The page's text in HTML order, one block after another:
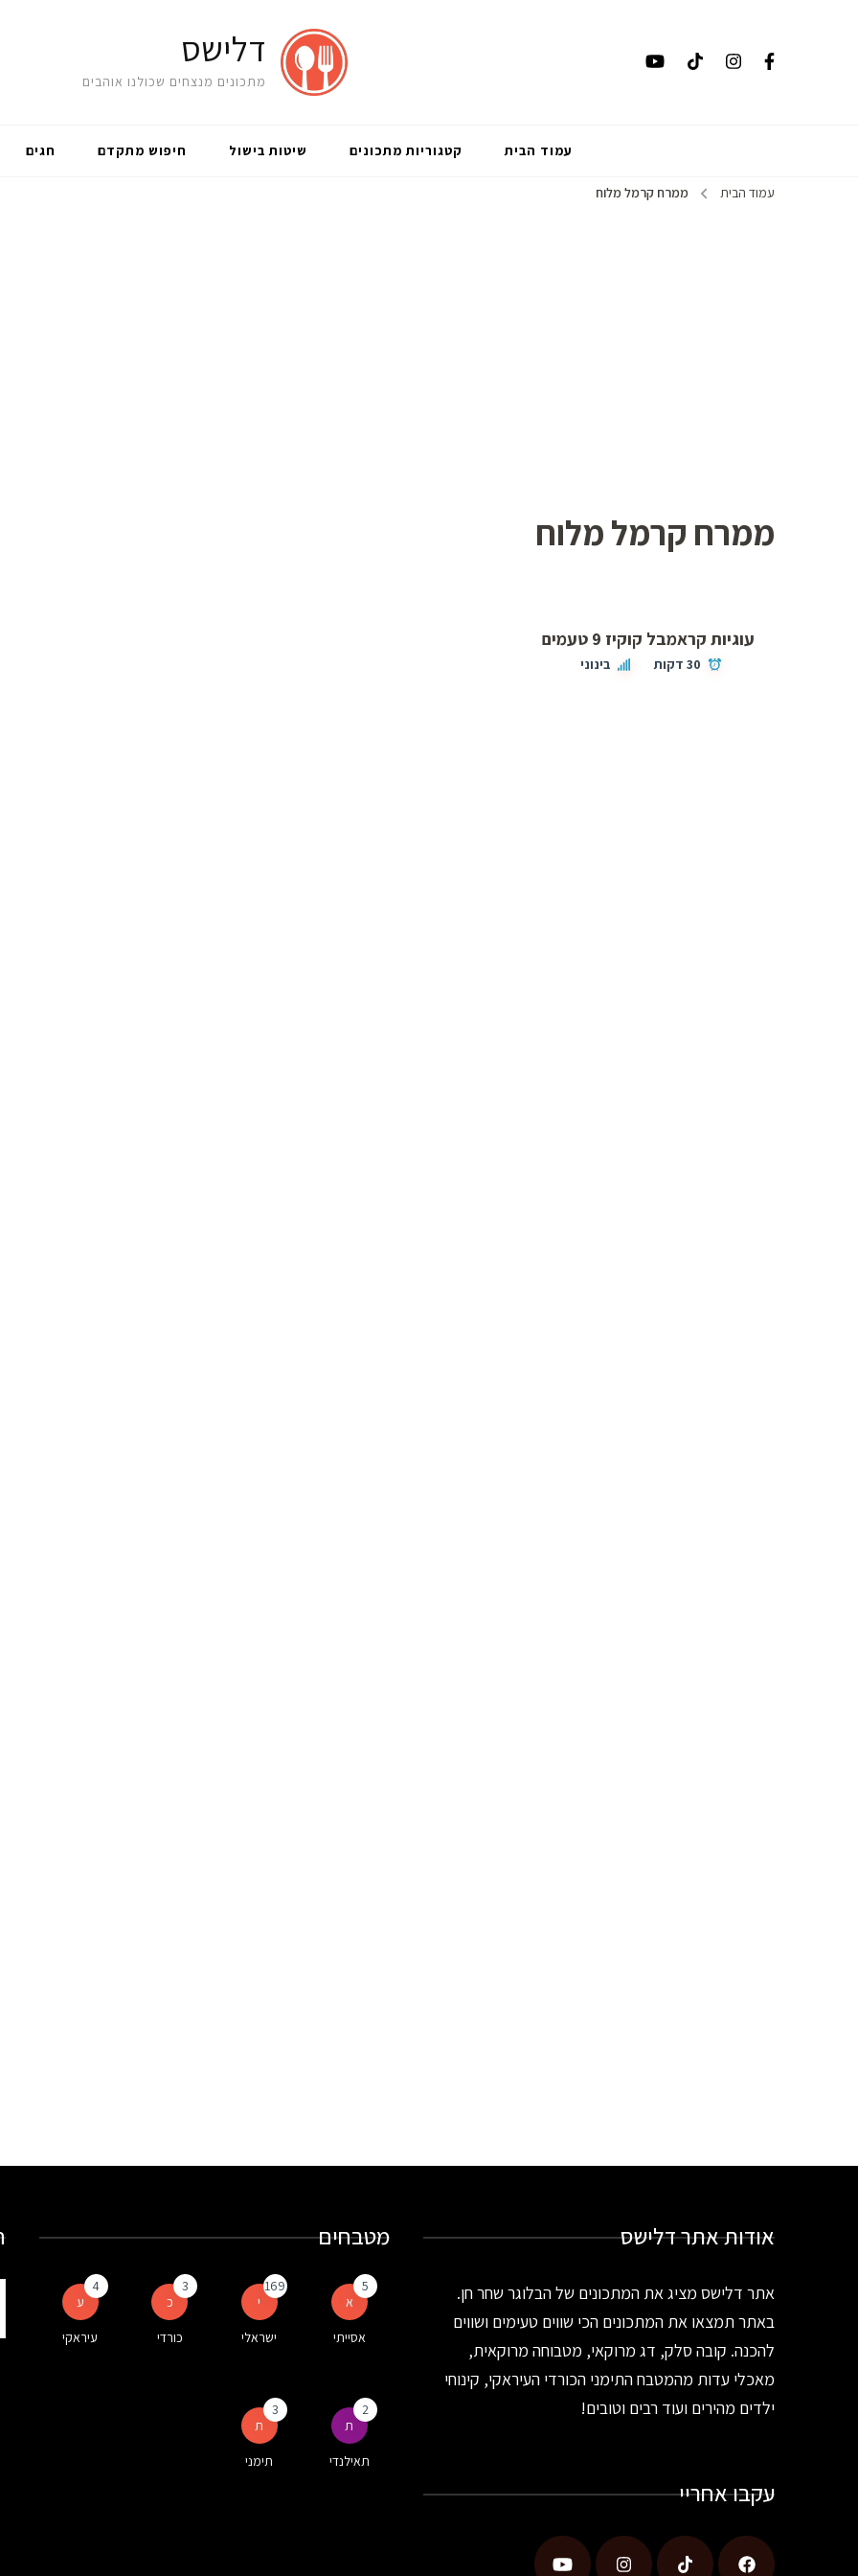
דלישס
מתכונים מנצחים שכולנו אוהבים
עמוד הבית קטגוריות מתכונים שיטות בישול חיפוש מתקדם חגים
עמוד הבית ממרח קרמל מלוח
ממרח קרמל מלוח
עוגיות קראמבל קוקיז 9 טעמים
30 דקות בינוני
אודות אתר דלישס
אתר דלישס מציג את המתכונים של הבלוגר שחר חן.
באתר תמצאו את המתכונים הכי שווים טעימים ושווים
להכנה. קובה סלק, דג מרוקאי, מטבוחה מרוקאית,
מאכלי עדות מהמטבח התימני הכורדי העיראקי, קינוחי
ילדים מהירים ועוד רבים וטובים!
עקבו אחריי
מטבחים
א
5
אסייתי
י
169
ישראלי
כ
3
כורדי
ע
4
עיראקי
ת
2
תאילנדי
ת
3
תימני